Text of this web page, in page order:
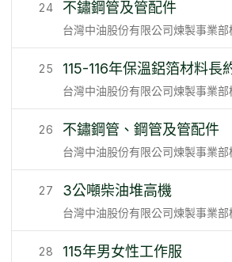
24 不鏽鋼管及管配件
台灣中油股份有限公司煉製事業
25 115-116年保溫鋁箔材料長
台灣中油股份有限公司煉製事業
26 不鏽鋼管、鋼管及管配件
台灣中油股份有限公司煉製事業
27 3公噸柴油堆高機
台灣中油股份有限公司煉製事業
28 115年男女性工作服